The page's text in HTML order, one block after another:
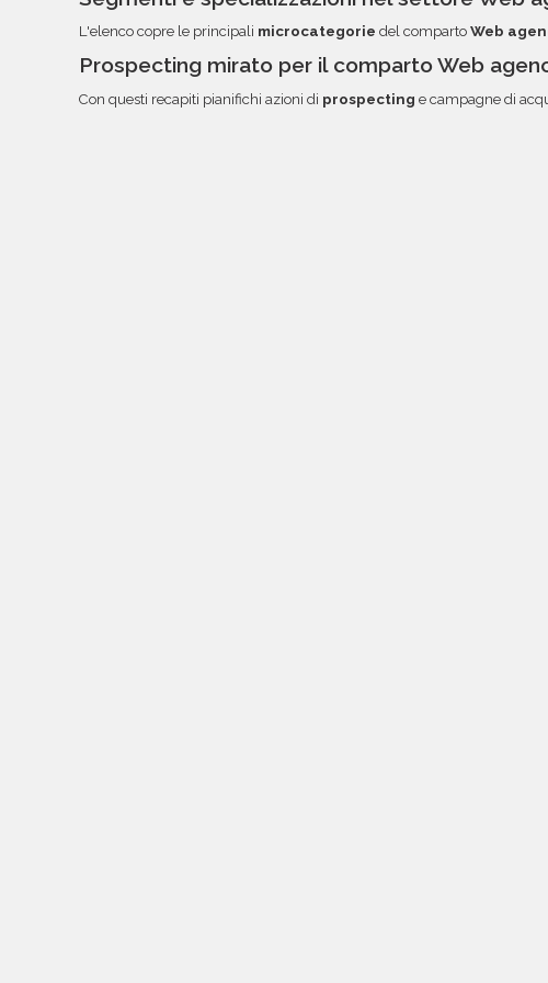
L'elenco copre le principali microcategorie del comparto Web
Prospecting mirato per il comparto Web
Con questi recapiti pianifichi azioni di prospecting e campagne di